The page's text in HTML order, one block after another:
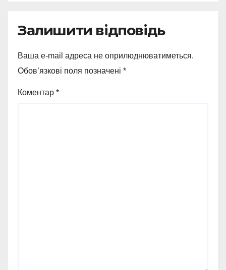
Залишити відповідь
Ваша e-mail адреса не оприлюднюватиметься.
Обов’язкові поля позначені *
Коментар *